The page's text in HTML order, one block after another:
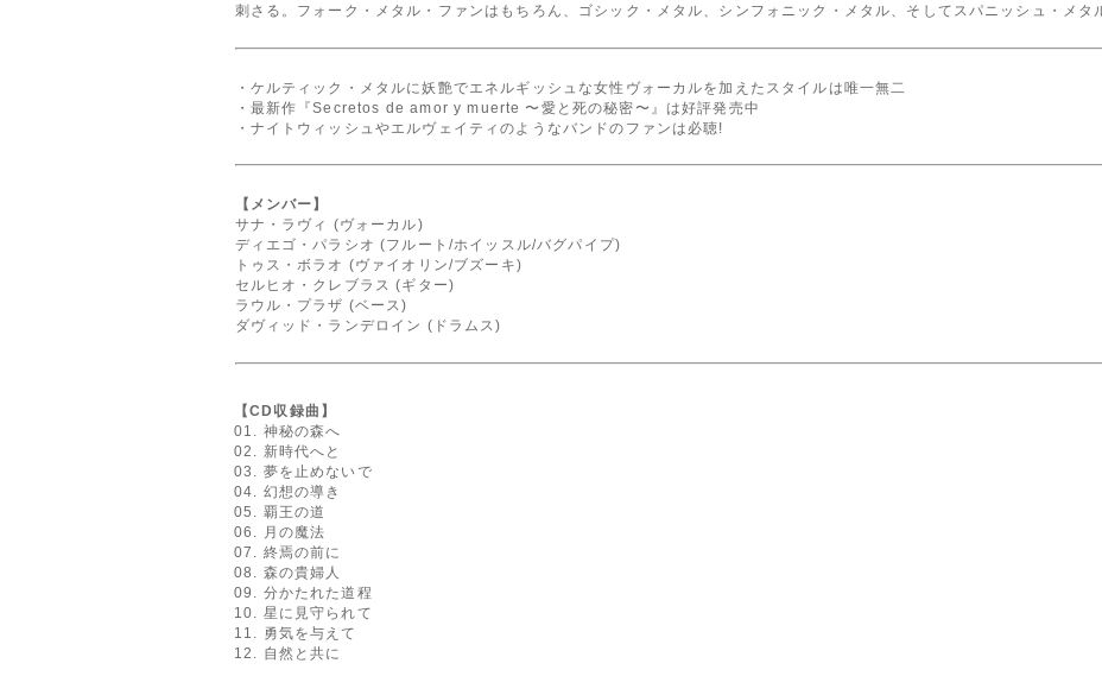
刺さる。フォーク・メタル・ファンはもちろん、ゴシック・メタル、シンフォニック・メタル、そしてスパニッシュ・メタ
・ケルティック・メタルに妖艶でエネルギッシュな女性ヴォーカルを加えたスタイルは唯一無二
・最新作『Secretos de amor y muerte 〜愛と死の秘密〜』は好評発売中
・ナイトウィッシュやエルヴェイティのようなバンドのファンは必聴!
【メンバー】
サナ・ラヴィ (ヴォーカル)
ディエゴ・パラシオ (フルート/ホイッスル/バグパイプ)
トゥス・ボラオ (ヴァイオリン/ブズーキ)
セルヒオ・クレブラス (ギター)
ラウル・プラザ (ベース)
ダヴィッド・ランデロイン (ドラムス)
【CD収録曲】
01. 神秘の森へ
02. 新時代へと
03. 夢を止めないで
04. 幻想の導き
05. 覇王の道
06. 月の魔法
07. 終焉の前に
08. 森の貴婦人
09. 分かたれた道程
10. 星に見守られて
11. 勇気を与えて
12. 自然と共に